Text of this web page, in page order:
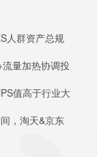
人群资产总规
量加热协调投
值高于行业大
，淘天&京东